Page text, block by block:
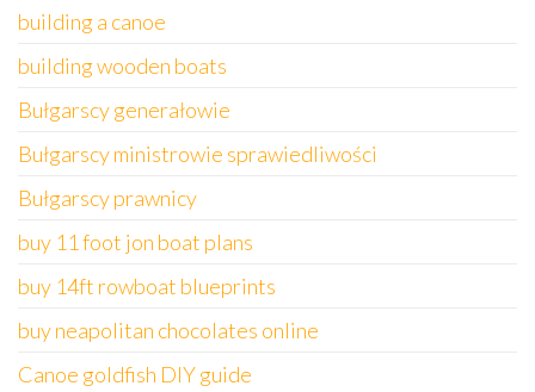
building a canoe
building wooden boats
Bułgarscy generałowie
Bułgarscy ministrowie sprawiedliwości
Bułgarscy prawnicy
buy 11 foot jon boat plans
buy 14ft rowboat blueprints
buy neapolitan chocolates online
Canoe goldfish DIY guide